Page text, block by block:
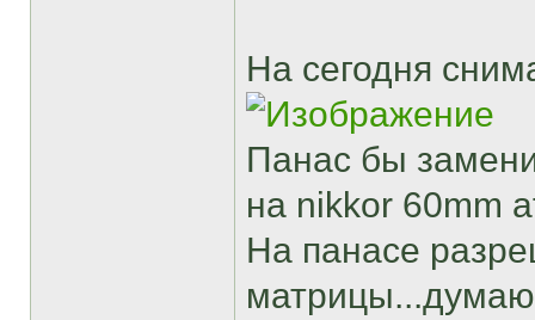
На сегодня
Панас бы
на nikkor 60mm
На панасе
матрицы...думаю